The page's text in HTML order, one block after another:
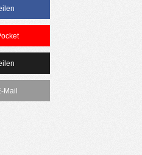
Mail